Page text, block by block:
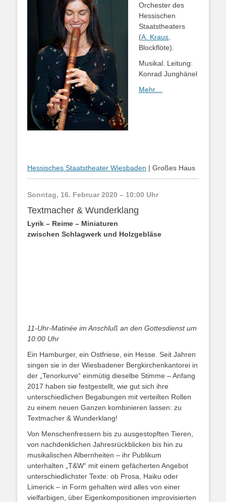
Orchester des
Hessischen
Staatstheaters
(A. Kraus
Blockflöte).
Musikal. Leitung:
Konrad Junghänel
Mehr…
Hessisches Staatstheater Wiesbaden | Großes Haus
Sonntag, 16. Februar 2020 – 10:00 Uhr
Textmacher & Wunderklang
Lyrik – Reime – Miniaturen
zwischen Schlagwerk und Holzgebläse
11-Uhr-Matinée im Anschluß an den Gottesdienst um
10:00 Uhr
Ein Hamburger, ein Ostfriese, ein Hesse. Seit Jahren
singen sie in der Wiesbadener Bergkirchenkantorei in
der „Tenorkurve“ einmütig dieselbe Stimme – Anfang
2017 haben sie festgestellt, wie gut sich ihre
unterschiedlichen Begabungen mit verteilten Rollen
zu einem neuen Ganzen kombinieren lassen: zu
Textmacher & Wunderklang!
Von Menschenfressern bis zu ausgestopften Tieren,
von nachdenklichen Jahresrückblicken bis hin zu
musikalischen Albernheiten – ihr Publikum
unterhalten „T&W“ mit einem gefächerten Angebot
unterschiedlichster Texte: ob Prosa, Haiku oder
Limerick – in Form gehalten wird alles von einer
vielfarbigen, über Eigenkompositionen improvisierten